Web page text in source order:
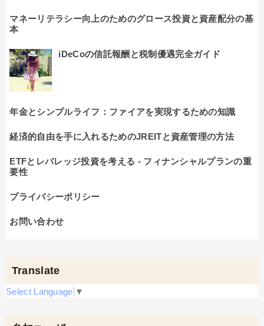
マネーリテラシー向上のためのグロース投資と資産配分の基
本
iDeCoの信託報酬と税制優遇完全ガイド
年金とシンプルライフ：ファイアを実現するための知識
経済的自由を手に入れるためのJREITと資産管理の方法
ETFとレバレッジ投資を考える - フィナンシャルプランの重
要性
プライバシーポリシー
お問い合わせ
Translate
Select Language ▼